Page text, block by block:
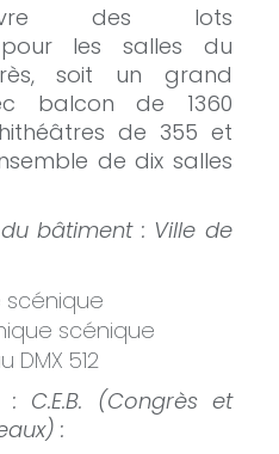
des lots
pour les salles du
soit un grand
balcon de 1360
de 355 et
de dix salles
bâtiment : Ville de
scénique
scénique
DMX 512
: C.E.B. (Congrès et
: